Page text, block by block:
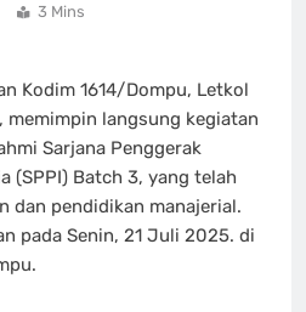
3 Mins
Kodim 1614/Dompu, Letkol
memimpin langsung kegiatan
Sarjana Penggerak
(SPPI) Batch 3, yang telah
dan pendidikan manajerial.
pada Senin, 21 Juli 2025. di